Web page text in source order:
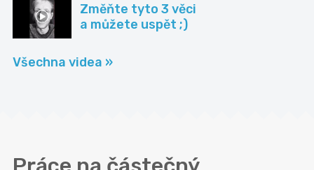
Změňte tyto 3 věci
a můžete uspět ;)
Všechna videa »